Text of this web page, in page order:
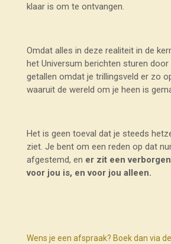
klaar is om te ontvangen.
Omdat alles in deze realiteit in de
het Universum berichten sturen door
getallen omdat je trillingsveld er zo
waaruit de wereld om je heen is
Het is geen toeval dat je steeds
ziet. Je bent om een reden op dat
afgestemd, en er zit een
voor jou is, en voor jou alleen.
Wens je een afspraak? Boek dan via